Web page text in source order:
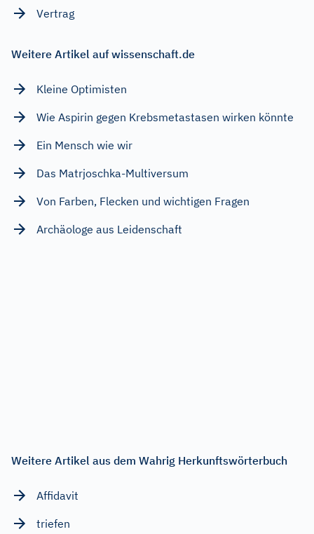
Vertrag
Weitere Artikel auf wissenschaft.de
Kleine Optimisten
Wie Aspirin gegen Krebsmetastasen wirken könnte
Ein Mensch wie wir
Das Matrjoschka-Multiversum
Von Farben, Flecken und wichtigen Fragen
Archäologe aus Leidenschaft
Weitere Artikel aus dem Wahrig Herkunftswörterbuch
Affidavit
triefen